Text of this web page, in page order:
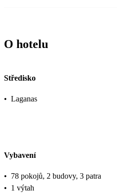
O hotelu
Středisko
• Laganas
Vybavení
• 78 pokojů, 2 budovy, 3 patra
• 1 výtah